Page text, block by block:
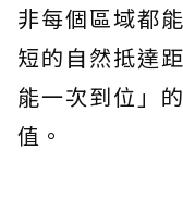
非每個區域都
短的自然抵達
能一次到位」
值。